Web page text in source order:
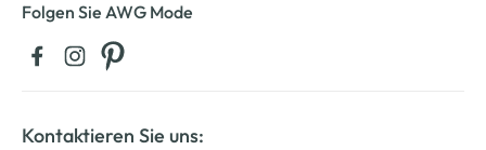
Folgen Sie AWG Mode
Kontaktieren Sie uns: